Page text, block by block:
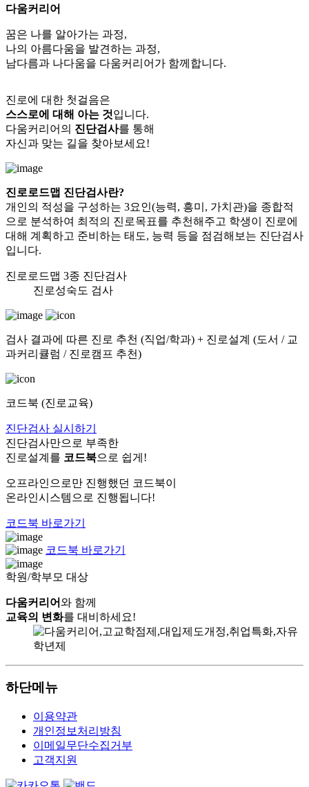
다움커리어
꿈은 나를 알아가는 과정,
나의 아름다움을 발견하는 과정,
남다름과 나다움을 다움커리어가 함께합니다.
진로에 대한 첫걸음은
스스로에 대해 아는 것입니다.
다움커리어의 진단검사를 통해
자신과 맞는 길을 찾아보세요!
진로로드맵 진단검사란?
개인의 적성을 구성하는 3요인(능력, 흥미, 가치관)을 종합적
으로 분석하여 최적의 진로목표를 추천해주고 학생이 진로에
대해 계획하고 준비하는 태도, 능력 등을 점검해보는 진단검사
입니다.
진로로드맵 3종 진단검사
진로성숙도 검사
검사 결과에 따른 진로 추천 (직업/학과) + 진로설계 (도서 / 교
과커리큘럼 / 진로캠프 추천)
코드북 (진로교육)
진단검사 실시하기
진단검사만으로 부족한
진로설계를 코드북으로 쉽게!
오프라인으로만 진행했던 코드북이
온라인시스템으로 진행됩니다!
코드북 바로가기
코드북 바로가기
학원/학부모 대상
다움커리어와 함께
교육의 변화를 대비하세요!
하단메뉴
이용약관
개인정보처리방침
이메일무단수집거부
고객지원